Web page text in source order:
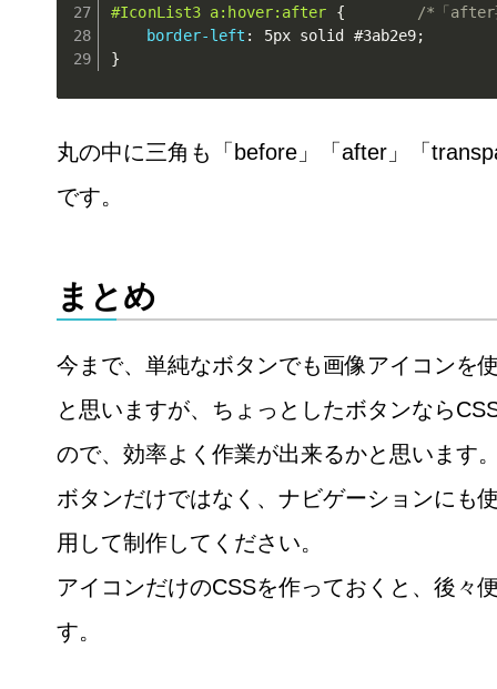
#IconList3 a:hover:after
{
/*「after
border-left : 5px solid #3ab2e9;
}
丸の中に三角も「before」「after」「
です。
まとめ
今まで、単純なボタンでも画像アイコンを
と思いますが、ちょっとしたボタンなら
ので、効率よく作業が出来るかと思います
ボタンだけではなく、ナビゲーションにも
用して制作してください。
アイコンだけのCSSを作っておくと、後々
す。